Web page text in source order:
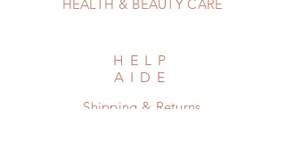
HEALTH & BEAUTY CARE
HELP
AIDE
Shipping & Returns